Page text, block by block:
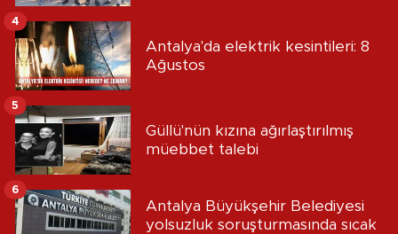
Antalya'da elektrik kesintileri: 8
Ağustos
4
Güllü'nün kızına ağırlaştırılmış
müebbet talebi
5
Antalya Büyükşehir Belediyesi
yolsuzluk soruşturmasında sıcak
6